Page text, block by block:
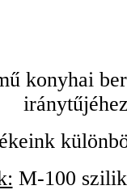
konyhai
M-100